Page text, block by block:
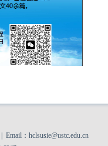
Email：hclsusie@ustc.edu.cn